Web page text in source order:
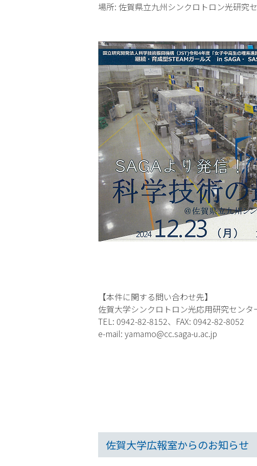
場所: 佐賀県立九州シンクロトロン光研究
【本件に関する問い合わせ先】
佐賀大学シンクロトロン光応用研究セン
TEL: 0942-82-8152、FAX: 0942-82-8052
e-mail: yamamo@cc.saga-u.ac.jp
佐賀大学広報室からのお知らせ